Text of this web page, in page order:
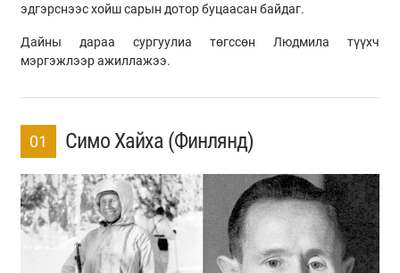
эдгэрснээс хойш сарын дотор буцаасан байдаг.
Дайны дараа сургуулиа төгссөн Людмила түүхч
мэргэжлээр ажиллажээ.
01 Симо Хайха (Финлянд)